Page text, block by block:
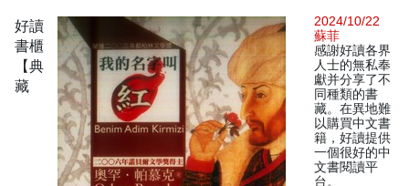
好讀
書櫃
【典
藏
2024/10/22
蘇菲
感謝好讀各界
人士的無私奉
獻并分享了不
同種類的書
藏。在異地難
以購買中文書
籍，好讀提供
一個很好的中
文書閱讀平
台。